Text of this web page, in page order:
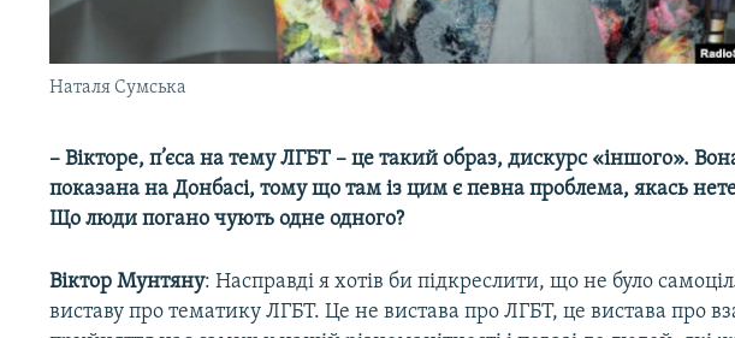
Наталя Сумська
– Вікторе, п’єса на тему ЛГБТ – це такий образ, дискурс «іншого».
показана на Донбасі, тому що там із цим є певна проблема, якась
Що люди погано чують одне одного?
Віктор Мунтяну: Насправді я хотів би підкреслити, що не було
виставу про тематику ЛГБТ. Це не вистава про ЛГБТ, це вистава про